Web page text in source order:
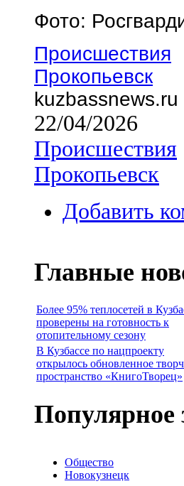
Фото:
Происшествия
Прокопьевск
kuzbassnews.ru
22/04/2026
Происшествия
Прокопьевск
Добавить
Главные
Более 95% теплосетей в
проверены на готовность к
отопительному сезону
В Кузбассе по нацпроекту
открылось обновленное
пространство «КнигоТворец»
Популярное
Общество
Новокузнецк